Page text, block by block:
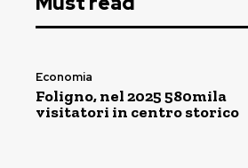
Economia
Foligno, nel 2025 580mila
visitatori in centro storico